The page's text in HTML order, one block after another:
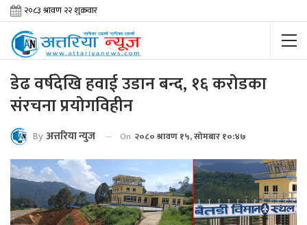
डेढ वर्षदेखि हवाई उडान बन्द, १६ करोडका
संरचना प्रयोगविहीन
By अत्तरिया न्युज On २०८० श्रावण १५, सोमबार १०:४७